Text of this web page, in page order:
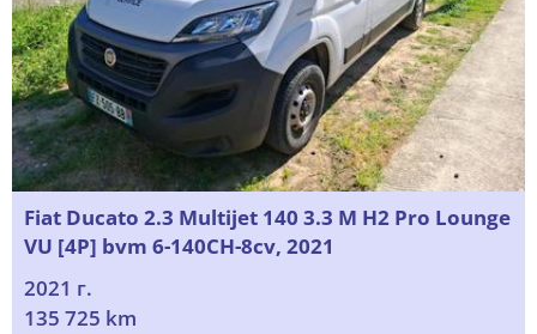
Fiat Ducato 2.3 Multijet 140 3.3 M H2 Pro Lounge
VU [4P] bvm 6-140CH-8cv, 2021
2021 г.
135 725 km